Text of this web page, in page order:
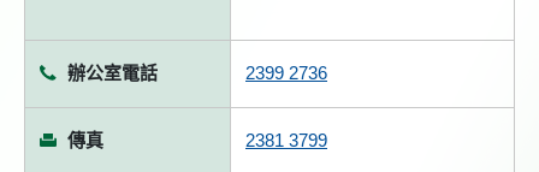
辦公室電話 2399 2736
傳真 2381 3799